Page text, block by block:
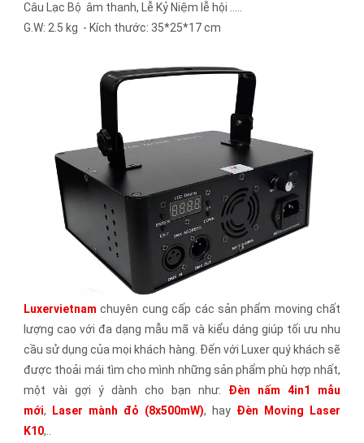
Câu Lạc Bộ âm thanh, Lễ Kỷ Niệm lễ hội .....
G.W: 2.5 kg - Kích thước: 35*25*17 cm
Luxervietnam chuyên cung cấp các sản phẩm moving chất
lượng cao với đa dạng mẫu mã và kiểu dáng giúp tối ưu nhu
cầu sử dụng của mọi khách hàng. Đến với Luxer quý khách sẽ
được thoải mái tìm cho mình những sản phẩm phù hợp nhất,
một vài gợi ý dành cho bạn như: Đèn nấm 4in1 mẫu
mới, Laser mành đỏ (8x500mW), hay Đèn Moving Laser
K10,..